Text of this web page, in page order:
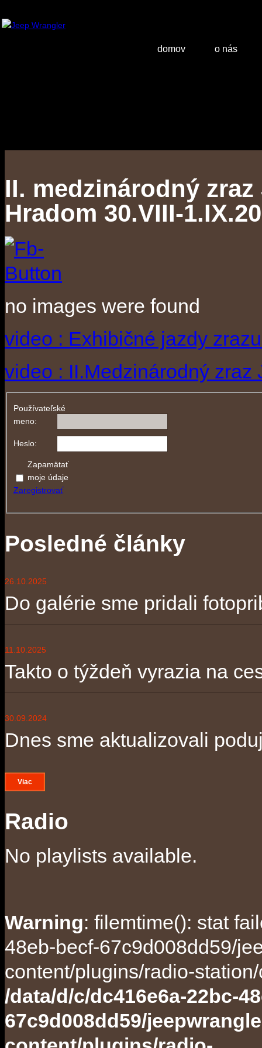
domov o nás
II. medzinárodný
Hradom 30.VIII-
no images were found
video : Exhibičné jazdy
video : II.Medzinárodný zraz
Používateľské
meno:
Heslo:
Zapamätať
moje údaje
Zaregistrovať
Posledné články
26.10.2025
Do galérie sme pridali
11.10.2025
Takto o týždeň vyrazia na
30.09.2024
Dnes sme aktualizovali
Viac
Radio
No playlists available.
Warning: filemtime(): stat
48eb-becf-67c9d008dd59/
content/plugins/radio-
/data/d/c/dc416e6a-22bc-
67c9d008dd59/